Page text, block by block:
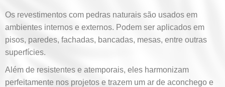
Os revestimentos com pedras naturais são usados em
ambientes internos e externos. Podem ser aplicados em
pisos, paredes, fachadas, bancadas, mesas, entre outras
superfícies.
Além de resistentes e atemporais, eles harmonizam
perfeitamente nos projetos e trazem um ar de aconchego e